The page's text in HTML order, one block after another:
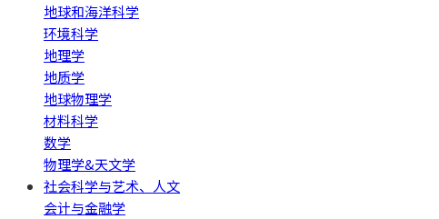
地球和海洋科学
环境科学
地理学
地质学
地球物理学
材料科学
数学
物理学&天文学
社会科学与艺术、人文
会计与金融学